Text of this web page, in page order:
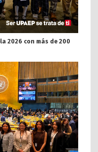
2026 con más de 200